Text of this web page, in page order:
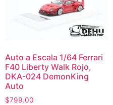
Auto a Escala 1/64 Ferrari
F40 Liberty Walk Rojo,
DKA-024 DemonKing
Auto
$799.00